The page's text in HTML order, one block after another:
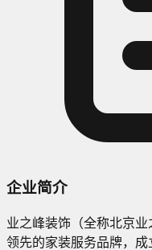
企业简介
业之峰装饰（全称北京
领先的家装服务品牌，